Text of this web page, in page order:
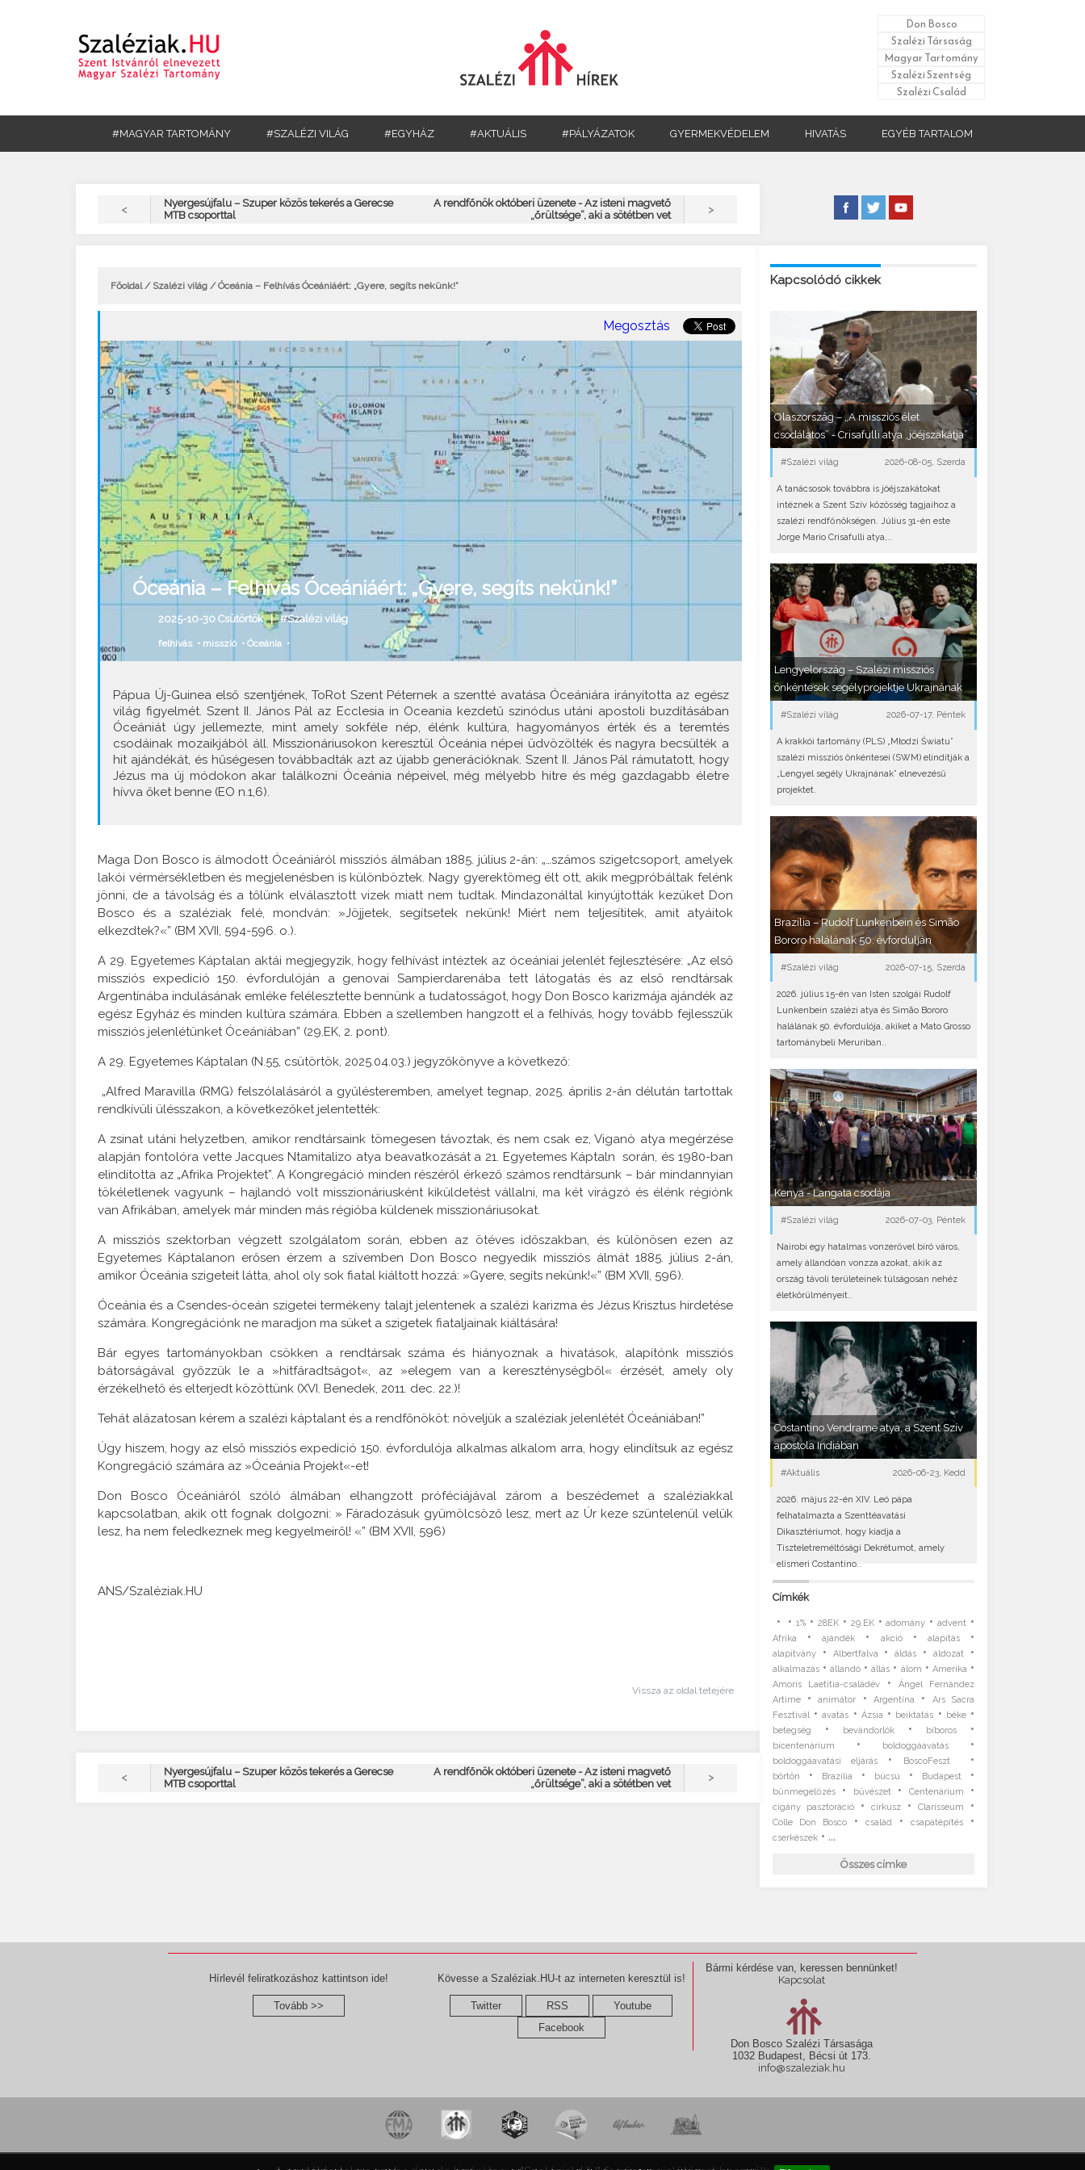
Don Bosco
Szalézi Társaság
Magyar Tartomány
Szalézi Szentség
Szalézi Család
#MAGYAR TARTOMÁNY #SZALÉZI VILÁG #EGYHÁZ #AKTUÁLIS #PÁLYÁZATOK GYERMEKVÉDELEM HIVATÁS EGYÉB TARTALOM
<
Nyergesújfalu – Szuper közös tekerés a Gerecse
MTB csoporttal
A rendfőnök októberi üzenete - Az isteni magvető
„őrültsége”, aki a sötétben vet
>
Főoldal/ Szalézi világ / Óceánia – Felhívás Óceániáért: „Gyere, segíts nekünk!”
Megosztás
Óceánia – Felhívás Óceániáért: „Gyere, segíts nekünk!”
2025-10-30 Csütörtök |#Szalézi világ
felhívás• misszió• Óceánia•
Pápua Új-Guinea első szentjének, ToRot Szent Péternek a szentté avatása Óceániára irányította az egész
világ figyelmét. Szent II. János Pál az Ecclesia in Oceania kezdetű szinódus utáni apostoli buzdításában
Óceániát úgy jellemezte, mint amely sokféle nép, élénk kultúra, hagyományos érték és a teremtés
csodáinak mozaikjából áll. Misszionáriusokon keresztül Óceánia népei üdvözölték és nagyra becsülték a
hit ajándékát, és hűségesen továbbadták azt az újabb generációknak. Szent II. János Pál rámutatott, hogy
Jézus ma új módokon akar találkozni Óceánia népeivel, még mélyebb hitre és még gazdagabb életre
hívva őket benne (EO n.1,6).
Maga Don Bosco is álmodott Óceániáról missziós álmában 1885. július 2-án: „…számos szigetcsoport, amelyek
lakói vérmérsékletben és megjelenésben is különböztek. Nagy gyerektömeg élt ott, akik megpróbáltak felénk
jönni, de a távolság és a tőlünk elválasztott vizek miatt nem tudtak. Mindazonáltal kinyújtották kezüket Don
Bosco és a szaléziak felé, mondván: »Jöjjetek, segítsetek nekünk! Miért nem teljesítitek, amit atyáitok
elkezdtek?«” (BM XVII, 594-596. o.).
A 29. Egyetemes Káptalan aktái megjegyzik, hogy felhívást intéztek az óceániai jelenlét fejlesztésére: „Az első
missziós expedíció 150. évfordulóján a genovai Sampierdarenába tett látogatás és az első rendtársak
Argentínába indulásának emléke felélesztette bennünk a tudatosságot, hogy Don Bosco karizmája ajándék az
egész Egyház és minden kultúra számára. Ebben a szellemben hangzott el a felhívás, hogy tovább fejlesszük
missziós jelenlétünket Óceániában” (29.EK, 2. pont).
A 29. Egyetemes Káptalan (N.55, csütörtök, 2025.04.03.) jegyzőkönyve a következő:
„Alfred Maravilla (RMG) felszólalásáról a gyűlésteremben, amelyet tegnap, 2025. április 2-án délután tartottak
rendkívüli ülésszakon, a következőket jelentették:
A zsinat utáni helyzetben, amikor rendtársaink tömegesen távoztak, és nem csak ez, Viganò atya megérzése
alapján fontolóra vette Jacques Ntamitalizo atya beavatkozását a 21. Egyetemes Káptaln során, és 1980-ban
elindította az „Afrika Projektet”. A Kongregáció minden részéről érkező számos rendtársunk – bár mindannyian
tökéletlenek vagyunk – hajlandó volt misszionáriusként kiküldetést vállalni, ma két virágzó és élénk régiónk
van Afrikában, amelyek már minden más régióba küldenek misszionáriusokat.
A missziós szektorban végzett szolgálatom során, ebben az ötéves időszakban, és különösen ezen az
Egyetemes Káptalanon erősen érzem a szívemben Don Bosco negyedik missziós álmát 1885. július 2-án,
amikor Óceánia szigeteit látta, ahol oly sok fiatal kiáltott hozzá: »Gyere, segíts nekünk!«” (BM XVII, 596).
Óceánia és a Csendes-óceán szigetei termékeny talajt jelentenek a szalézi karizma és Jézus Krisztus hirdetése
számára. Kongregációnk ne maradjon ma süket a szigetek fiataljainak kiáltására!
Bár egyes tartományokban csökken a rendtársak száma és hiányoznak a hivatások, alapítónk missziós
bátorságával győzzük le a »hitfáradtságot«, az »elegem van a kereszténységből« érzését, amely oly
érzékelhető és elterjedt közöttünk (XVI. Benedek, 2011. dec. 22.)!
Tehát alázatosan kérem a szalézi káptalant és a rendfőnököt: növeljük a szaléziak jelenlétét Óceániában!”
Úgy hiszem, hogy az első missziós expedíció 150. évfordulója alkalmas alkalom arra, hogy elindítsuk az egész
Kongregáció számára az »Óceánia Projekt«-et!
Don Bosco Óceániáról szóló álmában elhangzott próféciájával zárom a beszédemet a szaléziakkal
kapcsolatban, akik ott fognak dolgozni: » Fáradozásuk gyümölcsöző lesz, mert az Úr keze szüntelenül velük
lesz, ha nem feledkeznek meg kegyelmeiről! «” (BM XVII, 596)
ANS/Szaléziak.HU
Vissza az oldal tetejére
Kapcsolódó cikkek
Olaszország – „A missziós élet
csodálatos” - Crisafulli atya „jóéjszakátja”
#Szalézi világ 2026-08-05, Szerda
A tanácsosok továbbra is jóéjszakátokat
intéznek a Szent Szív közösség tagjaihoz a
szalézi rendfőnökségen. Július 31-én este
Jorge Mario Crisafulli atya,..
Lengyelország – Szalézi missziós
önkéntesek segélyprojektje Ukrajnának
#Szalézi világ 2026-07-17, Péntek
A krakkói tartomány (PLS) „Młodzi Światu”
szalézi missziós önkéntesei (SWM) elindítják a
„Lengyel segély Ukrajnának” elnevezésű
projektet.
Brazília – Rudolf Lunkenbein és Simão
Bororo halálának 50. évfordulján
#Szalézi világ 2026-07-15, Szerda
2026. július 15-én van Isten szolgái Rudolf
Lunkenbein szalézi atya és Simão Bororo
halálának 50. évfordulója, akiket a Mato Grosso
tartománybeli Meruriban..
Kenya - Langata csodája
#Szalézi világ 2026-07-03, Péntek
Nairobi egy hatalmas vonzerővel bíró város,
amely állandóan vonzza azokat, akik az
ország távoli területeinek túlságosan nehéz
életkörülményeit..
Costantino Vendrame atya, a Szent Szív
apostola Indiában
#Aktuális 2026-06-23, Kedd
2026. május 22-én XIV. Leó pápa
felhatalmazta a Szenttéavatási
Dikasztériumot, hogy kiadja a
Tiszteletreméltósági Dekrétumot, amely
elismeri Costantino..
Címkék
• •1% • 28EK • 29.EK•adomány •advent •
Afrika •ajándék • akció• alapítás•
alapítvány• Albertfalva •áldás •áldozat •
alkalmazás•állandó •állás • álom • Amerika •
Amoris Laetitia-családév•
Ángel Fernández
Artime•animátor •Argentína •
Ars Sacra
Fesztivál•avatás • Ázsia • beiktatás • béke•
betegség • bevándorlók• bíboros •
bicentenárium • boldoggáavatás•
boldoggáavatási eljárás • BoscoFeszt •
börtön • Brazília • búcsú • Budapest •
bűnmegelőzés• bűvészet• Centenárium •
cigány pasztoráció• cirkusz•Clarisseum •
Colle Don Bosco• család •csapatépítés •
cserkészek• ...
Összes címke
<
Nyergesújfalu – Szuper közös tekerés a Gerecse
MTB csoporttal
A rendfőnök októberi üzenete - Az isteni magvető
„őrültsége”, aki a sötétben vet
>
Hírlevél feliratkozáshoz kattintson ide!
Tovább >>
Kövesse a Szaléziak.HU-t az interneten keresztül is!
Twitter RSS
Youtube
Facebook
Bármi kérdése van, keressen bennünket!
Kapcsolat
Don Bosco Szalézi Társasága
1032 Budapest, Bécsi út 173.
info@szaleziak.hu